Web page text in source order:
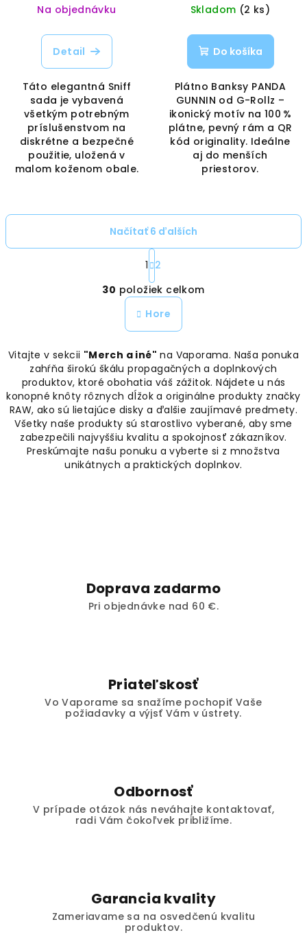
Na objednávku
Detail
Táto elegantná Sniff
sada je vybavená
všetkým potrebným
príslušenstvom na
diskrétne a bezpečné
použitie, uložená v
malom koženom obale.
Skladom (2 ks)
Do košíka
Plátno Banksy PANDA
GUNNIN od G-Rollz –
ikonický motív na 100 %
plátne, pevný rám a QR
kód originality. Ideálne
aj do menších
priestorov.
O
v
l
á
a
c
i
e
p
r
v
k
Načítať 6 ďalších
S
t
r
á
k
o
a
n
i
e
1 2
30 položiek celkom
Hore
Vitajte v sekcii "Merch a iné" na Vaporama. Naša ponuka
zahŕňa širokú škálu propagačných a doplnkových
produktov, ktoré obohatia váš zážitok. Nájdete u nás
konopné knôty rôznych dĺžok a originálne produkty značky
RAW, ako sú lietajúce disky a ďalšie zaujímavé predmety.
Všetky naše produkty sú starostlivo vyberané, aby sme
zabezpečili najvyššiu kvalitu a spokojnosť zákazníkov.
Preskúmajte našu ponuku a vyberte si z množstva
unikátnych a praktických doplnkov.
Doprava zadarmo
Pri objednávke nad 60 €.
Priateľskosť
Vo Vaporame sa snažíme pochopiť Vaše
požiadavky a výjsť Vám v ústrety.
Odbornosť
V prípade otázok nás neváhajte kontaktovať,
radi Vám čokoľvek približíme.
Garancia kvality
Zameriavame sa na osvedčenú kvalitu
produktov.